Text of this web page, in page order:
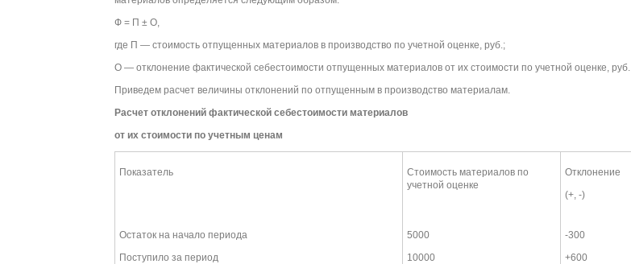
Ф = П ± О,
где П — стоимость отпущенных материалов в производство по учетной оценке, руб.;
О — отклонение фактической себестоимости отпущенных материалов от их стоимости по учетной оценке, руб.
Приведем расчет величины отклонений по отпущенным в производство материалам.
Расчет отклонений фактической себестоимости материалов
от их стоимости по учетным ценам
Показатель
Стоимость материалов по
учетной оценке
Отклонение
(+, -)
Остаток на начало периода
Поступило за период
5000
10000
-300
+600